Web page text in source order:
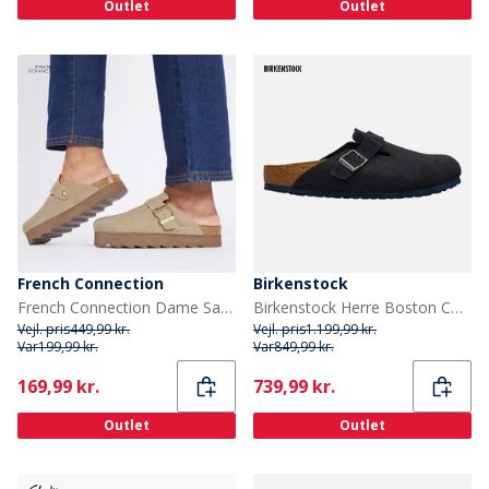
Outlet Outlet
French Connection
French Connection Dame Sandaler Brun
Vejl. pris449,99 kr.
Var199,99 kr.
Current
169,99 kr.
Outlet
Birkenstock
Birkenstock Herre Boston Corduroy Klipklapper Midnight
Vejl. pris1.199,99 kr.
Var849,99 kr.
Current
739,99 kr.
Outlet